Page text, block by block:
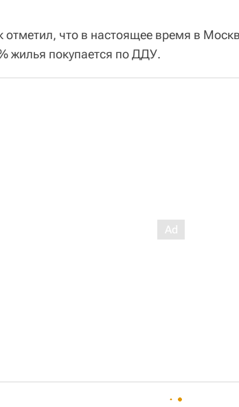
отметил, что в настоящее время в
жилья покупается по ДДУ.